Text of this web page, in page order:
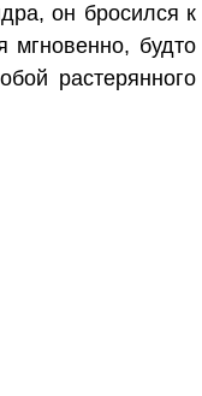
он бросился к
мгновенно, будто
растерянного